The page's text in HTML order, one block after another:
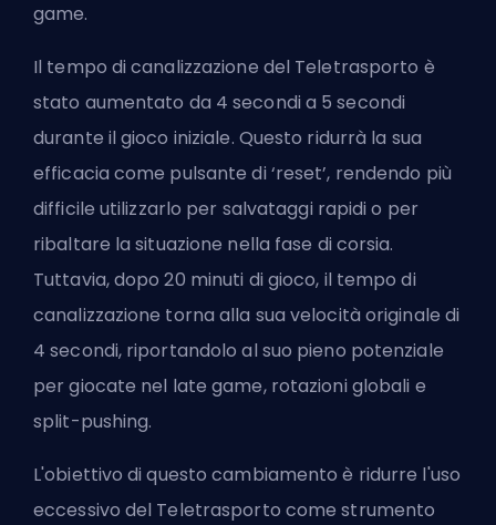
game.
Il tempo di canalizzazione del Teletrasporto è
stato aumentato da 4 secondi a 5 secondi
durante il gioco iniziale. Questo ridurrà la sua
efficacia come pulsante di ‘reset’, rendendo più
difficile utilizzarlo per salvataggi rapidi o per
ribaltare la situazione nella fase di corsia.
Tuttavia, dopo 20 minuti di gioco, il tempo di
canalizzazione torna alla sua velocità originale di
4 secondi, riportandolo al suo pieno potenziale
per giocate nel late game, rotazioni globali e
split-pushing.
L'obiettivo di questo cambiamento è ridurre l'uso
eccessivo del Teletrasporto come strumento